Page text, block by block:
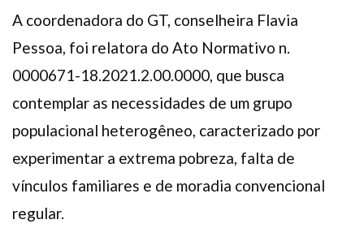
A coordenadora do GT, conselheira Flavia
Pessoa, foi relatora do Ato Normativo n.
0000671-18.2021.2.00.0000, que busca
contemplar as necessidades de um grupo
populacional heterogêneo, caracterizado por
experimentar a extrema pobreza, falta de
vínculos familiares e de moradia convencional
regular.